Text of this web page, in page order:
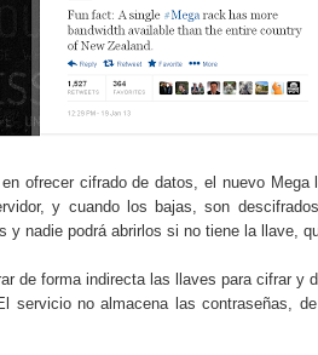
ofrecer cifrado de datos, el nuevo
y cuando los bajas, son
y nadie podrá abrirlos si no tiene la llave,
de forma indirecta las llaves para cifrar y
servicio no almacena las contraseñas,